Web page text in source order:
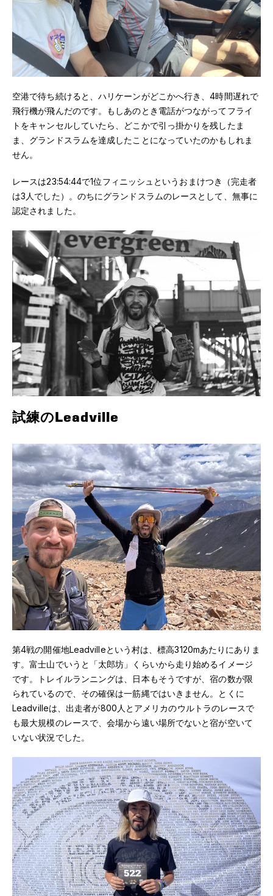
空港で待ち続けると、ハリケーンがどこかへ行き、4時間遅れで
飛行機が飛んだのです。もしあのとき電話がつながってフライ
トをキャンセルしていたら、どこかで引っ掛かりを残したま
ま、グランドスラムを達成したことになっていたのかもしれま
せん。
レースは23:54:44で1位フィニッシュというおまけつき（完走者
は3人でした）。のちにグランドスラムのレースとして、無事に
認定されました。
試練のLeadville
第4戦の開催地Leadvilleという村は、標高3120mあたりにありま
す。富士山でいうと「太郎坊」くらいから走り始めるイメージ
です。トレイルランニングは、日本もそうですが、宿の数が限
られているので、その確保は一筋縄ではいきません。とくに
Leadvilleは、出走者が800人とアメリカのウルトラのレースで
も最大規模のレースで、会場から遠い場所でないと宿が空いて
いない状況でした。